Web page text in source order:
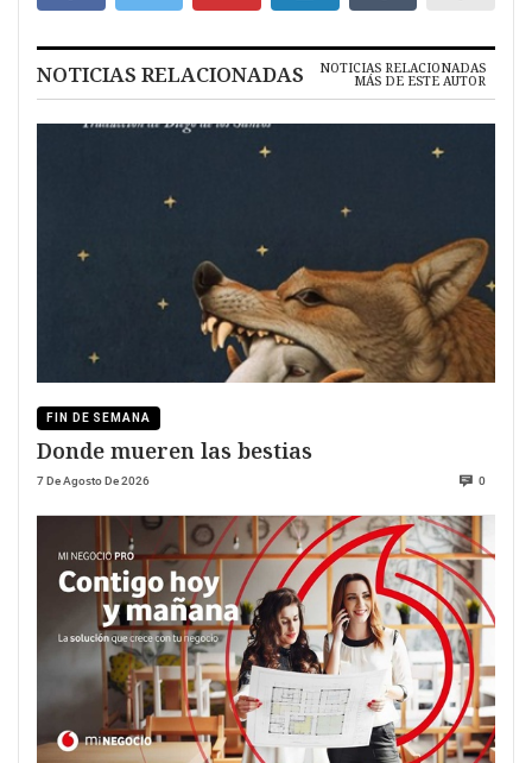
NOTICIAS RELACIONADAS NOTICIAS RELACIONADAS
MÁS DE ESTE AUTOR
FIN DE SEMANA
Donde mueren las bestias
7 De Agosto De 2026 0